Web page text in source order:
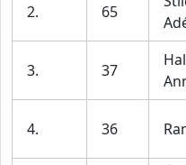
2. 65
3. 37
4. 36